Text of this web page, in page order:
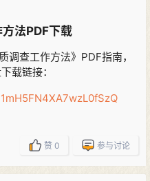
法PDF下载
查工作方法》PDF指南，
载链接：
赞 0 参与讨论